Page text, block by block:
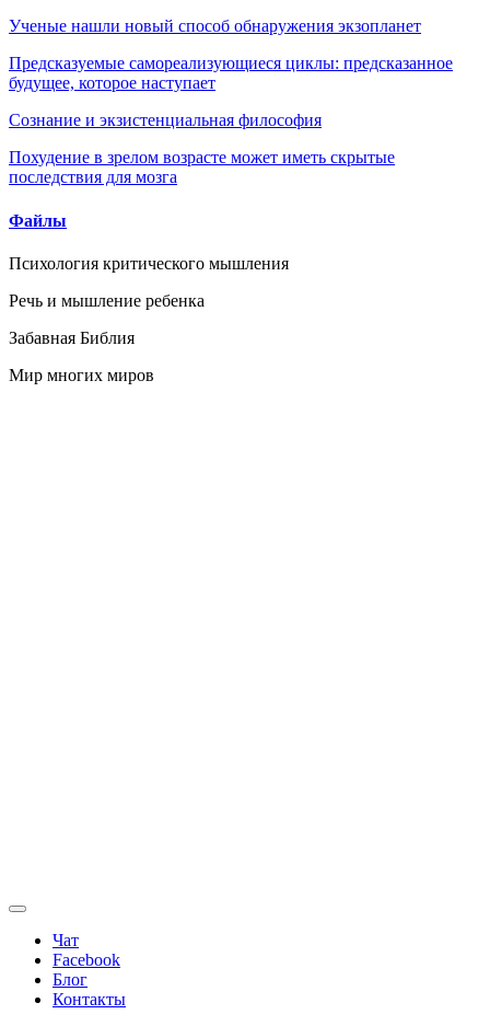
Ученые нашли новый способ обнаружения экзопланет
Предсказуемые самореализующиеся циклы: предсказанное
будущее, которое наступает
Сознание и экзистенциальная философия
Похудение в зрелом возрасте может иметь скрытые
последствия для мозга
Файлы
Психология критического мышления
Речь и мышление ребенка
Забавная Библия
Мир многих миров
Чат
Facebook
Блог
Контакты